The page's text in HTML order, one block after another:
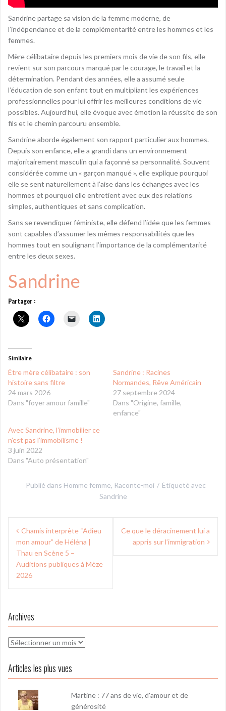
Sandrine partage sa vision de la femme moderne, de
l’indépendance et de la complémentarité entre les hommes et les
femmes.
Mère célibataire depuis les premiers mois de vie de son fils, elle
revient sur son parcours marqué par le courage, le travail et la
détermination. Pendant des années, elle a assumé seule
l’éducation de son enfant tout en multipliant les expériences
professionnelles pour lui offrir les meilleures conditions de vie
possibles. Aujourd’hui, elle évoque avec émotion la réussite de son
fils et le chemin parcouru ensemble.
Sandrine aborde également son rapport particulier aux hommes.
Depuis son enfance, elle a grandi dans un environnement
majoritairement masculin qui a façonné sa personnalité. Souvent
considérée comme un « garçon manqué », elle explique pourquoi
elle se sent naturellement à l’aise dans les échanges avec les
hommes et pourquoi elle entretient avec eux des relations
simples, authentiques et sans complication.
Sans se revendiquer féministe, elle défend l’idée que les femmes
sont capables d’assumer les mêmes responsabilités que les
hommes tout en soulignant l’importance de la complémentarité
entre les deux sexes.
Sandrine
Partager :
Similaire
Être mère célibataire : son
histoire sans filtre
24 mars 2026
Dans "foyer amour famille"
Sandrine : Racines
Normandes, Rêve Américain
27 septembre 2024
Dans "Origine, famille,
enfance"
Avec Sandrine, l’immobilier ce
n’est pas l’immobilisme !
3 juin 2022
Dans "Auto présentation"
Publié dans Homme femme, Raconte-moi
Étiqueté avec
Sandrine
Navigation
de
l’article
Chamis interprète “Adieu
mon amour” de Héléna |
Thau en Scène 5 –
Auditions publiques à Mèze
2026
Ce que le déracinement lui a
appris sur l’immigration
Archives
Archives
Articles les plus vues
Martine : 77 ans de vie, d'amour et de
générosité